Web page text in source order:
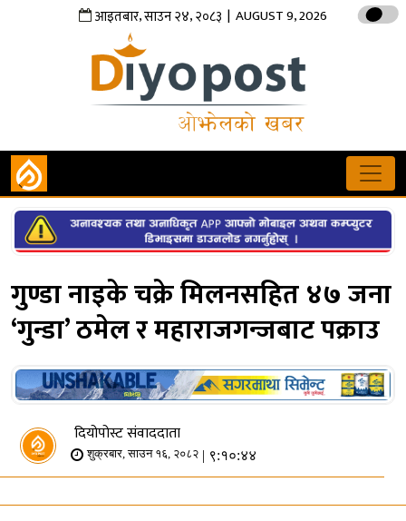
आइतबार,साउन२४,२०८३ | AUGUST 9, 2026
गुण्डा नाइके चक्रे मिलनसहित ४७ जना
‘गुन्डा’ ठमेल र महाराजगन्जबाट पक्राउ
दियोपोस्ट संवाददाता
शुक्रबार, साउन १६, २०८२ | ९:१०:४४